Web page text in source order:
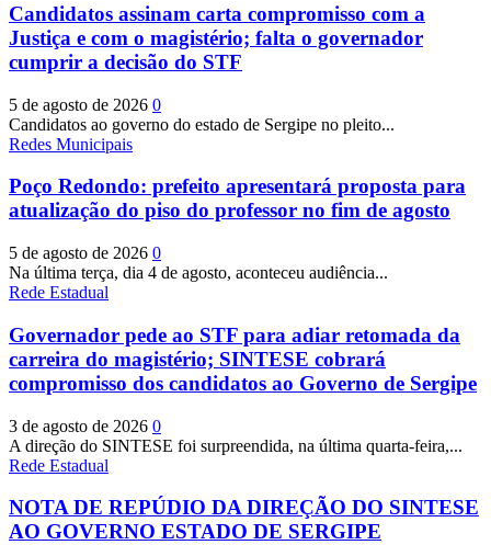
Candidatos assinam carta compromisso com a
Justiça e com o magistério; falta o governador
cumprir a decisão do STF
5 de agosto de 2026 0
Candidatos ao governo do estado de Sergipe no pleito...
Redes Municipais
Poço Redondo: prefeito apresentará proposta para
atualização do piso do professor no fim de agosto
5 de agosto de 2026 0
Na última terça, dia 4 de agosto, aconteceu audiência...
Rede Estadual
Governador pede ao STF para adiar retomada da
carreira do magistério; SINTESE cobrará
compromisso dos candidatos ao Governo de Sergipe
3 de agosto de 2026 0
A direção do SINTESE foi surpreendida, na última quarta-feira,...
Rede Estadual
NOTA DE REPÚDIO DA DIREÇÃO DO SINTESE
AO GOVERNO ESTADO DE SERGIPE